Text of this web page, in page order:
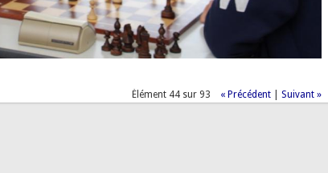
Élément 44 sur 93 « Précédent| Suivant »